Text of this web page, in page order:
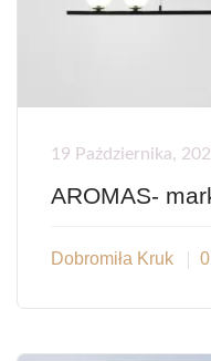
19 Października,
AROMAS-
Dobromiła Kruk